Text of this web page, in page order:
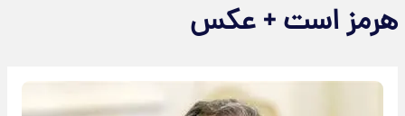
هرمز است + عکس